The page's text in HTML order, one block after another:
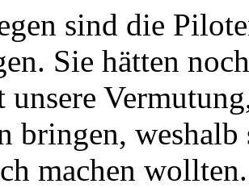
sind die
Sie hätten
unsere
bringen,
machen wollten.